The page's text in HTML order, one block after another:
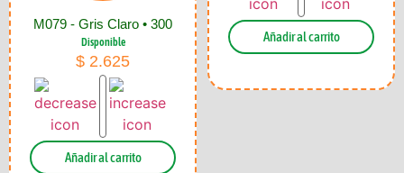
M079 - Gris Claro • 300
Disponible
$ 2.625
Añadir al carrito
Añadir al carrito